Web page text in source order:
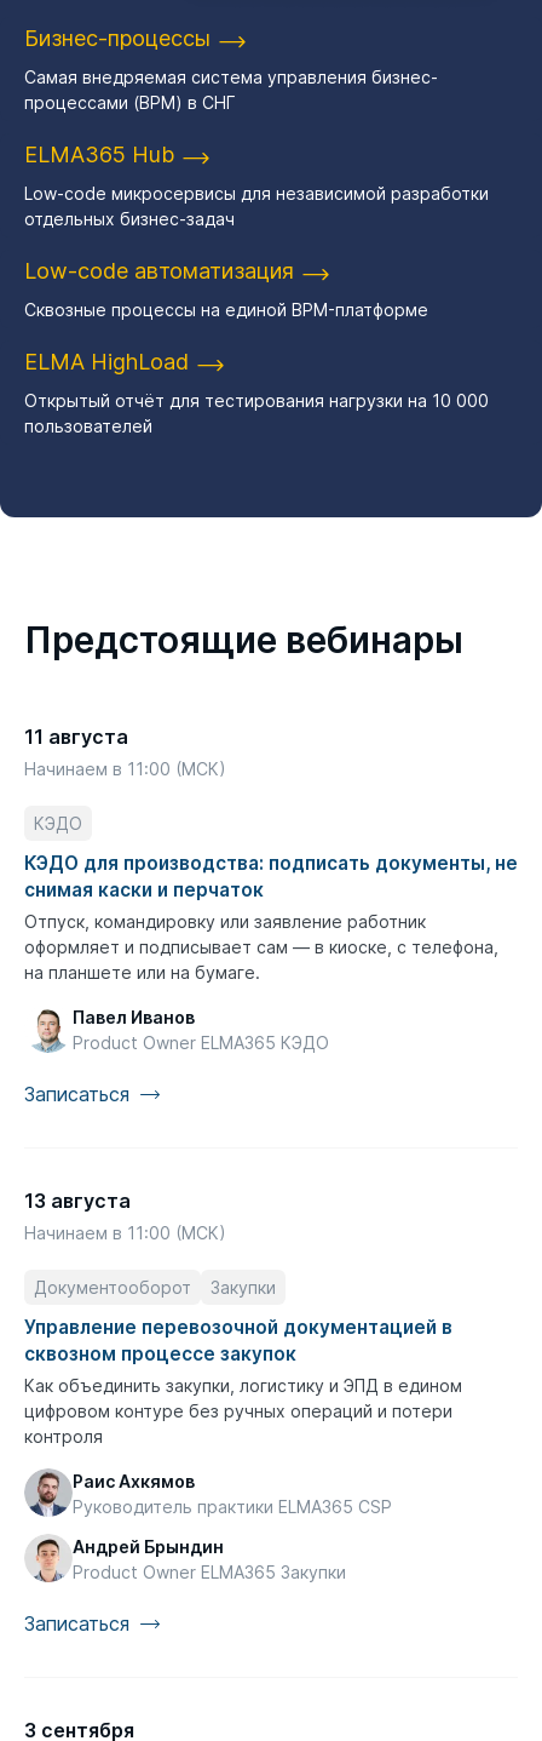
Бизнес-процессы
Самая внедряемая система управления бизнес-
процессами (BPM) в СНГ
ELMA365 Hub
Low-code микросервисы для независимой разработки
отдельных бизнес-задач
Low-code автоматизация
Сквозные процессы на единой BPM-платформе
ELMA HighLoad
Открытый отчёт для тестирования нагрузки на 10 000
пользователей
Предстоящие вебинары
11 августа
Начинаем в 11:00 (МСК)
КЭДО
КЭДО для производства: подписать документы, не
снимая каски и перчаток
Отпуск, командировку или заявление работник
оформляет и подписывает сам — в киоске, с телефона,
на планшете или на бумаге.
Павел Иванов
Product Owner ELMA365 КЭДО
Записаться
13 августа
Начинаем в 11:00 (МСК)
Документооборот Закупки
Управление перевозочной документацией в
сквозном процессе закупок
Как объединить закупки, логистику и ЭПД в едином
цифровом контуре без ручных операций и потери
контроля
Раис Ахкямов
Руководитель практики ELMA365 CSP
Андрей Брындин
Product Owner ELMA365 Закупки
Записаться
3 сентября